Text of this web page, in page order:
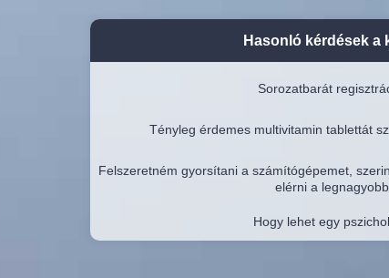
Hasonló kérdések a
Sorozatbarát
Tényleg érdemes multivitamin tablettát
Felszeretném gyorsítani a számítógépemet,
elérni a
Hogy lehet egy